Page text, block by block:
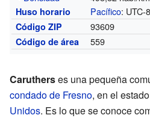
Huso horario Pacífico: UTC-
Código ZIP 93609
Código de área 559
Carutherses una pequeña
condado de Fresno, en el
Unidos. Es lo que se conoce